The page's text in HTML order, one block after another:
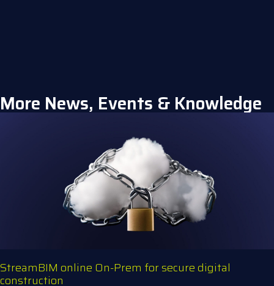
More News, Events & Knowledge
StreamBIM online On-Prem for secure digital
construction